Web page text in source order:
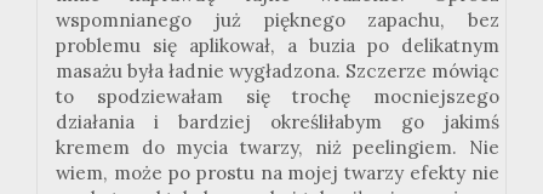
wspomnianego już pięknego zapachu, bez
problemu się aplikował, a buzia po delikatnym
masażu była ładnie wygładzona. Szczerze mówiąc
to spodziewałam się trochę mocniejszego
działania i bardziej określiłabym go jakimś
kremem do mycia twarzy, niż peelingiem. Nie
wiem, może po prostu na mojej twarzy efekty nie